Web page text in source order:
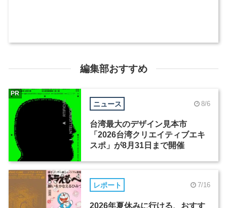
編集部おすすめ
ニュース 8/6
台湾最大のデザイン見本市
「2026台湾クリエイティブエキ
スポ」が8月31日まで開催
PR
レポート 7/16
2026年夏休みに行ける、おすす